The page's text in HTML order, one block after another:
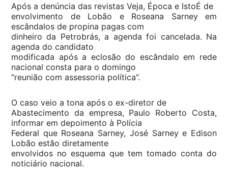
Após a denúncia das revistas Veja, Época e IstoÉ de
envolvimento de Lobão e Roseana Sarney em
escândalos de propina pagas com
dinheiro da Petrobrás, a agenda foi cancelada. Na
agenda do candidato
modificada após a eclosão do escândalo em rede
nacional consta para o domingo
“reunião com assessoria política”.
O caso veio a tona após o ex-diretor de
Abastecimento da empresa, Paulo Roberto Costa,
informar em depoimento à Polícia
Federal que Roseana Sarney, José Sarney e Edison
Lobão estão diretamente
envolvidos no esquema que tem tomado conta do
noticiário nacional.